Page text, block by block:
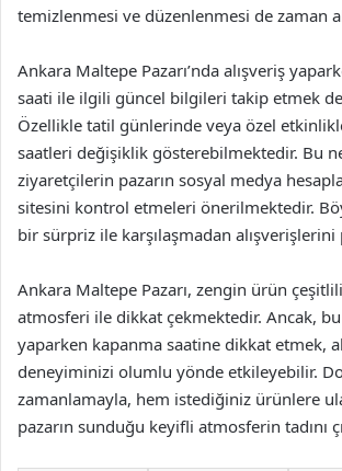
temizlenmesi ve düzenlenmesi de zaman
Ankara Maltepe Pazarı’nda alışveriş
saati ile ilgili güncel bilgileri takip etmek de
Özellikle tatil günlerinde veya özel
saatleri değişiklik gösterebilmektedir. Bu
ziyaretçilerin pazarın sosyal medya
sitesini kontrol etmeleri önerilmektedir.
bir sürpriz ile karşılaşmadan
Ankara Maltepe Pazarı, zengin ürün
atmosferi ile dikkat çekmektedir. Ancak, bu
yaparken kapanma saatine dikkat etmek,
deneyiminizi olumlu yönde etkileyebilir.
zamanlamayla, hem istediğiniz ürünlere
pazarın sunduğu keyifli atmosferin tadını